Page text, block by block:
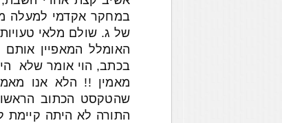
של ג. שולם מלאי
האומלל המאפיין
בכתב, הוי אומר שלא
מאמין !! הלא אנו
שהטקסט הכתוב
התורה לא היתה קיימת